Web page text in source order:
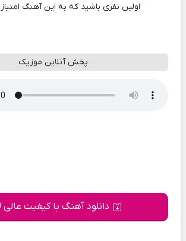
اولین نفری باشید که به این آهنگ
پخش آنلاین موزیک
دانلود آهنگ با کیفیت عالی 320